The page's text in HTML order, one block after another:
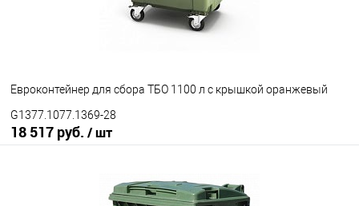
Евроконтейнер для сбора ТБО 1100 л с крышкой оранжевый
G1377.1077.1369-28
18 517 руб. / шт
В корзину